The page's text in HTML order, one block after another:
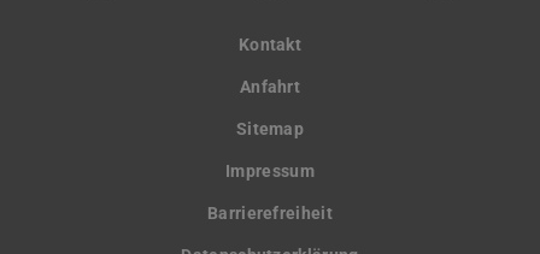
Kontakt
Anfahrt
Sitemap
Impressum
Barrierefreiheit